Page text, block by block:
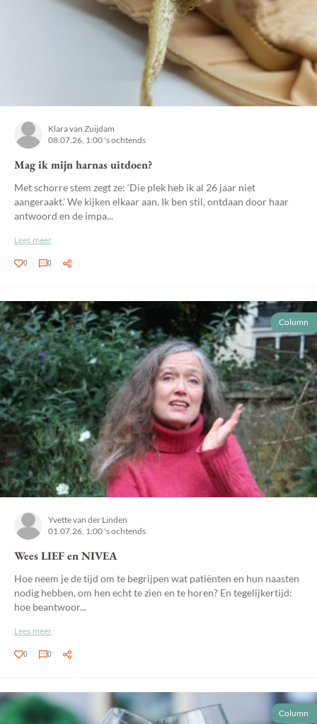
Klara van Zuijdam
08.07.26, 1:00 's ochtends
Mag ik mijn harnas uitdoen?
Met schorre stem zegt ze: ‘Die plek heb ik al 26 jaar niet
aangeraakt.’ We kijken elkaar aan. Ik ben stil, ontdaan door haar
antwoord en de impa...
Lees meer
0 0
Column
Yvette van der Linden
01.07.26, 1:00 's ochtends
Wees LIEF en NIVEA
Hoe neem je de tijd om te begrijpen wat patiënten en hun naasten
nodig hebben, om hen echt te zien en te horen? En tegelijkertijd:
hoe beantwoor...
Lees meer
0 0
Column